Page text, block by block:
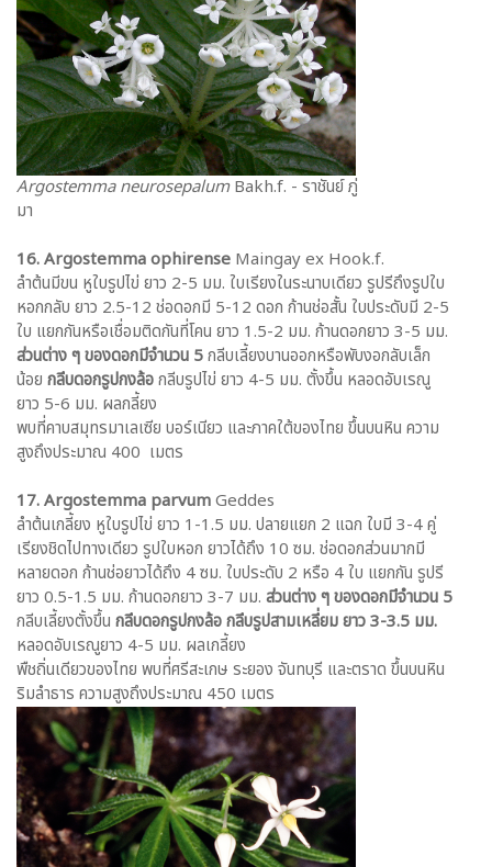
Argostemma neurosepalumBakh.f. - ราชันย์ ภู่
มา
16. Argostemma ophirense Maingay ex Hook.f.
ลำต้นมีขน หูใบรูปไข่ ยาว 2-5 มม. ใบเรียงในระนาบเดียว รูปรีถึงรูปใบ
หอกกลับ ยาว 2.5-12 ช่อดอกมี 5-12 ดอก ก้านช่อสั้น ใบประดับมี 2-5
ใบ แยกกันหรือเชื่อมติดกันที่โคน ยาว 1.5-2 มม. ก้านดอกยาว 3-5 มม.
ส่วนต่าง ๆ ของดอกมีจำนวน 5กลีบเลี้ยงบานออกหรือพับงอกลับเล็ก
น้อย กลีบดอกรูปกงล้อกลีบรูปไข่ ยาว 4-5 มม. ตั้งขึ้น หลอดอับเรณู
ยาว 5-6 มม. ผลกลี้ยง
พบที่คาบสมุทรมาเลเซีย บอร์เนียว และภาคใต้ของไทย ขึ้นบนหิน ความ
สูงถึงประมาณ 400 เมตร
17. Argostemma parvumGeddes
ลำต้นเกลี้ยง หูใบรูปไข่ ยาว 1-1.5 มม. ปลายแยก 2 แฉก ใบมี 3-4 คู่
เรียงชิดไปทางเดียว รูปใบหอก ยาวได้ถึง 10 ซม. ช่อดอกส่วนมากมี
หลายดอก ก้านช่อยาวได้ถึง 4 ซม. ใบประดับ 2 หรือ 4 ใบ แยกกัน รูปรี
ยาว 0.5-1.5 มม. ก้านดอกยาว 3-7 มม. ส่วนต่าง ๆ ของดอกมีจำนวน 5
กลีบเลี้ยงตั้งขึ้น กลีบดอกรูปกงล้อ กลีบรูปสามเหลี่ยม ยาว 3-3.5 มม.
หลอดอับเรณูยาว 4-5 มม. ผลเกลี้ยง
พืชถิ่นเดียวของไทย พบที่ศรีสะเกษ ระยอง จันทบุรี และตราด ขึ้นบนหิน
ริมลำธาร ความสูงถึงประมาณ 450 เมตร